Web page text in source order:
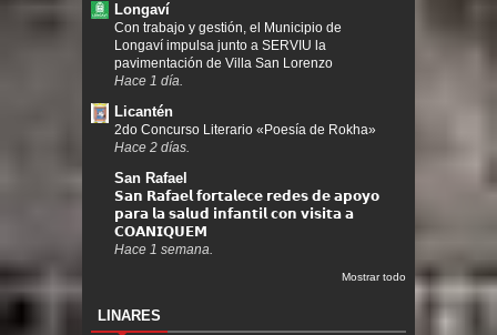
Longaví
Con trabajo y gestión, el Municipio de
Longaví impulsa junto a SERVIU la
pavimentación de Villa San Lorenzo
Hace 1 día.
Licantén
2do Concurso Literario «Poesía de Rokha»
Hace 2 días.
San Rafael
𝗦𝗮𝗻 𝗥𝗮𝗳𝗮𝗲𝗹 𝗳𝗼𝗿𝘁𝗮𝗹𝗲𝗰𝗲 𝗿𝗲𝗱𝗲𝘀 𝗱𝗲 𝗮𝗽𝗼𝘆𝗼
𝗽𝗮𝗿𝗮 𝗹𝗮 𝘀𝗮𝗹𝘂𝗱 𝗶𝗻𝗳𝗮𝗻𝘁𝗶𝗹 𝗰𝗼𝗻 𝘃𝗶𝘀𝗶𝘁𝗮 𝗮
𝗖𝗢𝗔𝗡𝗜𝗤𝗨𝗘𝗠
Hace 1 semana.
Mostrar todo
LINARES